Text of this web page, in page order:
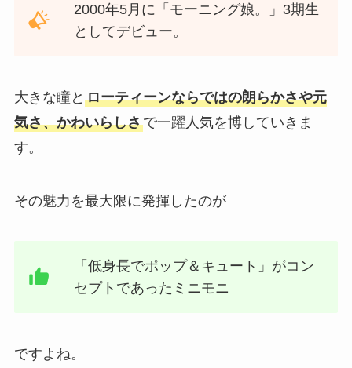
2000年5月に「モーニング娘。」3期生
としてデビュー。
大きな瞳と ローティーンならではの朗らかさや元
気さ、かわいらしさで一躍人気を博していきま
す。
その魅力を最大限に発揮したのが
「低身長でポップ＆キュート」がコン
セプトであったミニモニ
ですよね。